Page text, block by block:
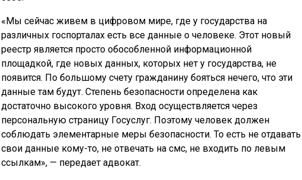
«Мы сейчас живем в цифровом мире, где у государства на
различных госпорталах есть все данные о человеке. Этот новый
реестр является просто обособленной информационной
площадкой, где новых данных, которых нет у государства, не
появится. По большому счету гражданину бояться нечего, что эти
данные там будут. Степень безопасности определена как
достаточно высокого уровня. Вход осуществляется через
персональную страницу Госуслуг. Поэтому человек должен
соблюдать элементарные меры безопасности. То есть не отдавать
свои данные кому-то, не отвечать на смс, не входить по левым
ссылкам», — передает адвокат.